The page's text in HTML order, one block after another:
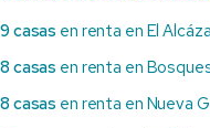
9 casas en renta en El
8 casas en renta en
8 casas en renta en Nueva